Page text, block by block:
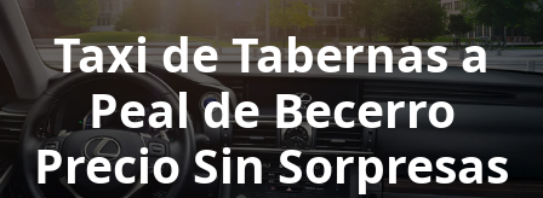
Taxi de Tabernas a
Peal de Becerro
Precio Sin Sorpresas